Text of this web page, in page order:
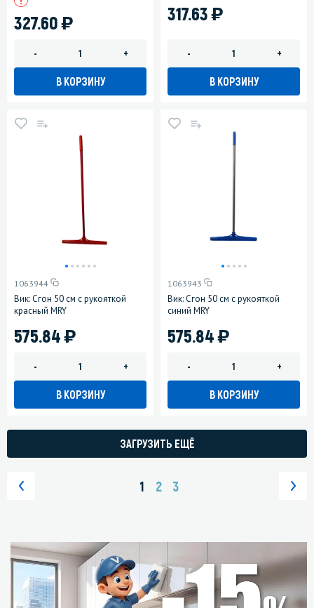
327.60)
- +
В КОРЗИНУ
317.63)
- +
В КОРЗИНУ
1063944
Вик: Сгон 50 см с рукояткой
красный MRY
575.84)
- +
В КОРЗИНУ
1063943
Вик: Сгон 50 см с рукояткой
синий MRY
575.84)
- +
В КОРЗИНУ
ЗАГРУЗИТЬ ЕЩЁ
1 2 3